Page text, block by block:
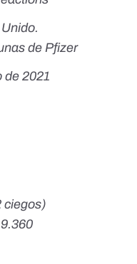
de Pfizer
de 2021
ciegos)